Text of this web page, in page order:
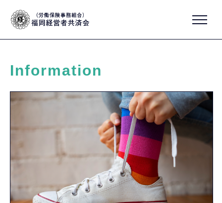
Information